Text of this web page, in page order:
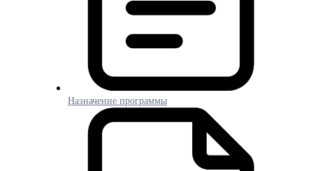
Назначение программы